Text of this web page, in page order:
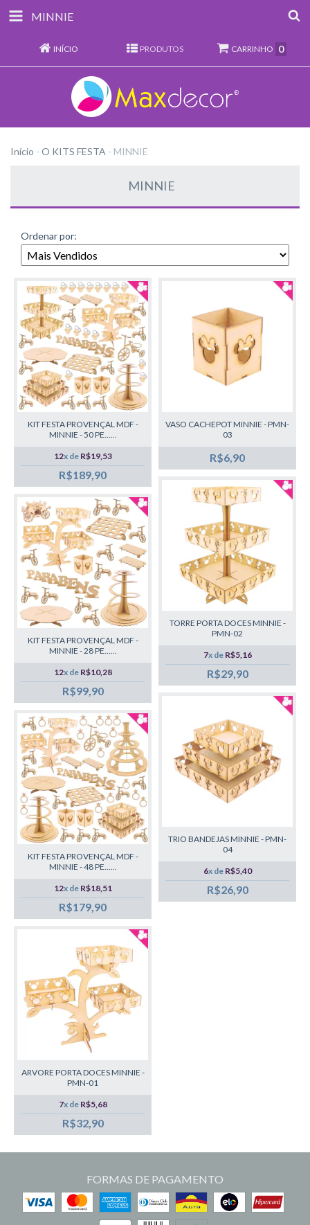
MINNIE
INÍCIO PRODUTOS CARRINHO 0
Início - O KITS FESTA - MINNIE
MINNIE
Ordenar por:
KIT FESTA PROVENÇAL MDF -
MINNIE - 50 PE......
12x de R$19,53
R$189,90
VASO CACHEPOT MINNIE - PMN-
03
R$6,90
KIT FESTA PROVENÇAL MDF -
MINNIE - 28 PE......
12x de R$10,28
R$99,90
TORRE PORTA DOCES MINNIE -
PMN-02
7x de R$5,16
R$29,90
KIT FESTA PROVENÇAL MDF -
MINNIE - 48 PE......
12x de R$18,51
R$179,90
TRIO BANDEJAS MINNIE - PMN-
04
6x de R$5,40
R$26,90
ARVORE PORTA DOCES MINNIE -
PMN-01
7x de R$5,68
R$32,90
FORMAS DE PAGAMENTO